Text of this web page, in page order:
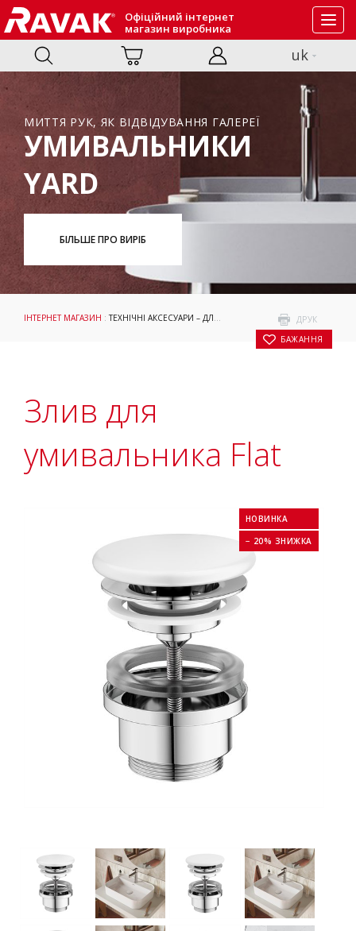
Офіційний інтернет
магазин виробника
uk
МИТТЯ РУК, ЯК ВІДВІДУВАННЯ ГАЛЕРЕЇ
УМИВАЛЬНИКИ
YARD
БІЛЬШЕ ПРО ВИРІБ
ДРУК
БАЖАННЯ
ІНТЕРНЕТ МАГАЗИН :ТЕХНІЧНІ АКСЕСУАРИ – ДЛЯ УМИВАЛЬНИКІВ : АКСЕСУАРИ
Злив для
умивальника Flat
НОВИНКА
− 20% ЗНИЖКА